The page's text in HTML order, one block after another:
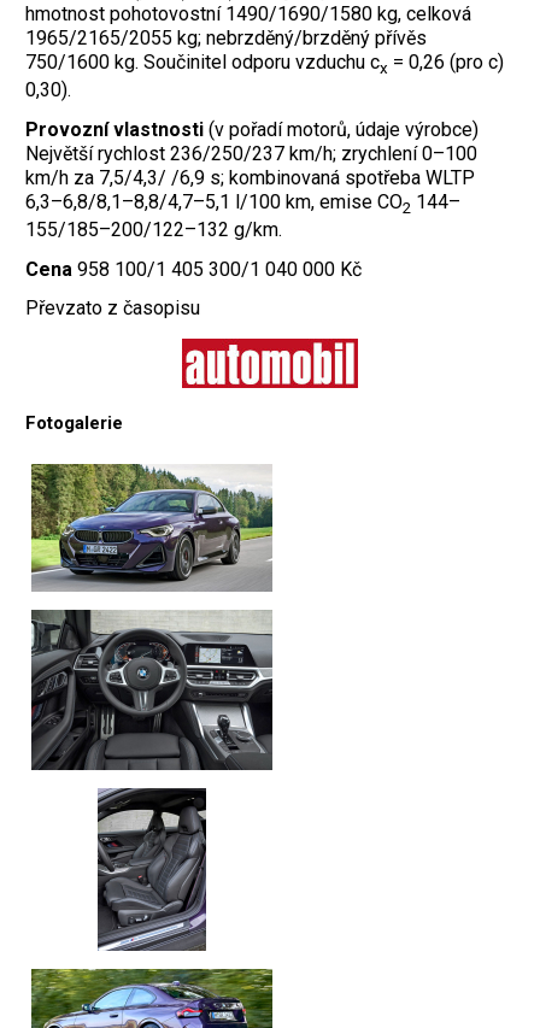
hmotnost pohotovostní 1490/1690/1580 kg, celková
1965/2165/2055 kg; nebrzděný/brzděný přívěs
750/1600 kg. Součinitel odporu vzduchu cx = 0,26 (pro c)
0,30).
Provozní vlastnosti (v pořadí motorů, údaje výrobce)
Největší rychlost 236/250/237 km/h; zrychlení 0–100
km/h za 7,5/4,3/ /6,9 s; kombinovaná spotřeba WLTP
6,3–6,8/8,1–8,8/4,7–5,1 l/100 km, emise CO2 144–
155/185–200/122–132 g/km.
Cena 958 100/1 405 300/1 040 000 Kč
Převzato z časopisu
Fotogalerie